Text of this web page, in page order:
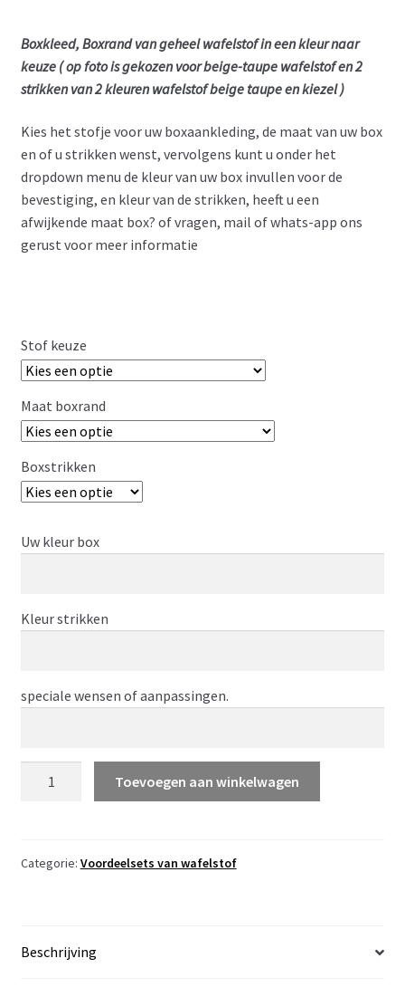
tot
€ 253,99
Boxkleed, Boxrand van geheel wafelstof in een kleur naar
keuze ( op foto is gekozen voor beige-taupe wafelstof en 2
strikken van 2 kleuren wafelstof beige taupe en kiezel )
Kies het stofje voor uw boxaankleding, de maat van uw box
en of u strikken wenst, vervolgens kunt u onder het
dropdown menu de kleur van uw box invullen voor de
bevestiging, en kleur van de strikken, heeft u een
afwijkende maat box? of vragen, mail of whats-app ons
gerust voor meer informatie
Stof keuze
Maat boxrand
Boxstrikken
Uw kleur box
Kleur strikken
speciale wensen of aanpassingen.
van
-
Toevoegen aan winkelwagen
Categorie: Voordeelsets van wafelstof
Beschrijving